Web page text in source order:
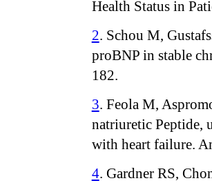
Health Status in
2. Schou M,
proBNP in stable
182.
3. Feola M,
natriuretic Peptide,
with heart failure.
4. Gardner RS,